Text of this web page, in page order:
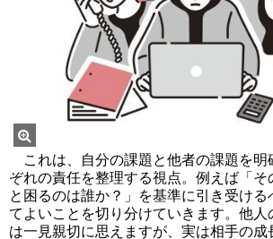
これは、自分の課題と他者の課題を明
ぞれの責任を整理する視点。例えば「そ
と困るのは誰か？」を基準に引き受ける
てよいことを切り分けていきます。他人
は一見親切に思えますが、実は相手の成